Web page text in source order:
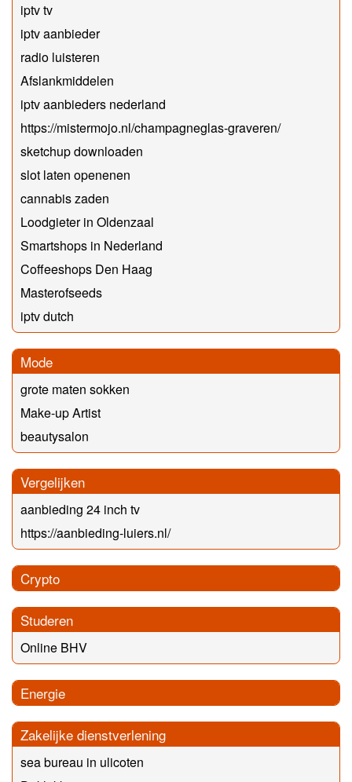
iptv tv
iptv aanbieder
radio luisteren
Afslankmiddelen
iptv aanbieders nederland
https://mistermojo.nl/champagneglas-graveren/
sketchup downloaden
slot laten openenen
cannabis zaden
Loodgieter in Oldenzaal
Smartshops in Nederland
Coffeeshops Den Haag
Masterofseeds
iptv dutch
Mode
grote maten sokken
Make-up Artist
beautysalon
Vergelijken
aanbieding 24 inch tv
https://aanbieding-luiers.nl/
Crypto
Studeren
Online BHV
Energie
Zakelijke dienstverlening
sea bureau in ulicoten